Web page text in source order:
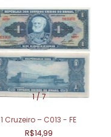
1/7
1 Cruzeiro – C013 - FE
R$14,99